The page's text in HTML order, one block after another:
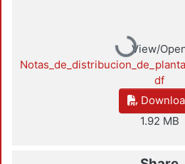
Loading...View/
df
1.92 MB